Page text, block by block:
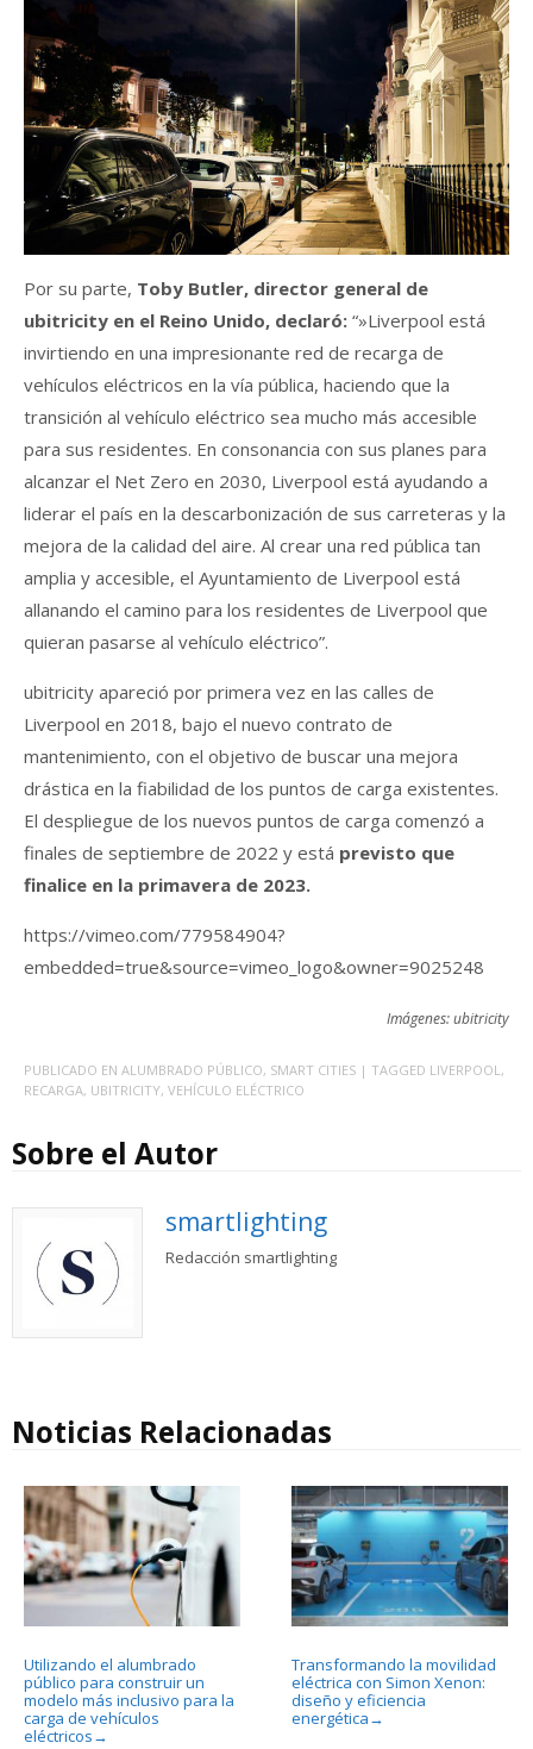
Por su parte, Toby Butler, director general de
ubitricity en el Reino Unido, declaró: “»Liverpool está
invirtiendo en una impresionante red de recarga de
vehículos eléctricos en la vía pública, haciendo que la
transición al vehículo eléctrico sea mucho más accesible
para sus residentes. En consonancia con sus planes para
alcanzar el Net Zero en 2030, Liverpool está ayudando a
liderar el país en la descarbonización de sus carreteras y la
mejora de la calidad del aire. Al crear una red pública tan
amplia y accesible, el Ayuntamiento de Liverpool está
allanando el camino para los residentes de Liverpool que
quieran pasarse al vehículo eléctrico”.
ubitricity apareció por primera vez en las calles de
Liverpool en 2018, bajo el nuevo contrato de
mantenimiento, con el objetivo de buscar una mejora
drástica en la fiabilidad de los puntos de carga existentes.
El despliegue de los nuevos puntos de carga comenzó a
finales de septiembre de 2022 y está previsto que
finalice en la primavera de 2023.
https://vimeo.com/779584904?
embedded=true&source=vimeo_logo&owner=9025248
Imágenes: ubitricity
PUBLICADO EN ALUMBRADO PÚBLICO, SMART CITIES | TAGGED LIVERPOOL,
RECARGA, UBITRICITY, VEHÍCULO ELÉCTRICO
Sobre el Autor
smartlighting
Redacción smartlighting
Noticias Relacionadas
Utilizando el alumbrado
público para construir un
modelo más inclusivo para la
carga de vehículos
eléctricos →
Transformando la movilidad
eléctrica con Simon Xenon:
diseño y eficiencia
energética →